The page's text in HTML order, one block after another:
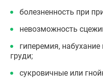
болезненность при
невозможность
гиперемия,
груди;
сукровичные или